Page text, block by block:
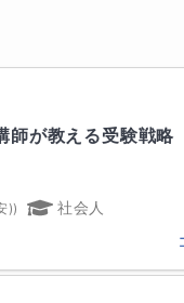
経験や計算練習が不
できないという意識
】を軸に「なぜそう
数につながる力を育
2次関数です。その
進んでいることが多
部
師が教える受験戦略
))
社会人